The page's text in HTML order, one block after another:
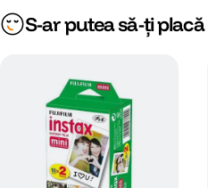
S-ar putea să-ți placă